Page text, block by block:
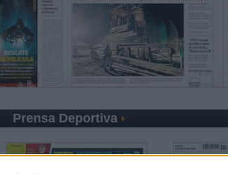
Prensa Deportiva